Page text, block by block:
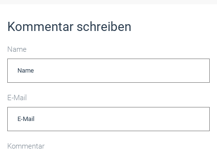
Kommentar schreiben
Name
E-Mail
Kommentar